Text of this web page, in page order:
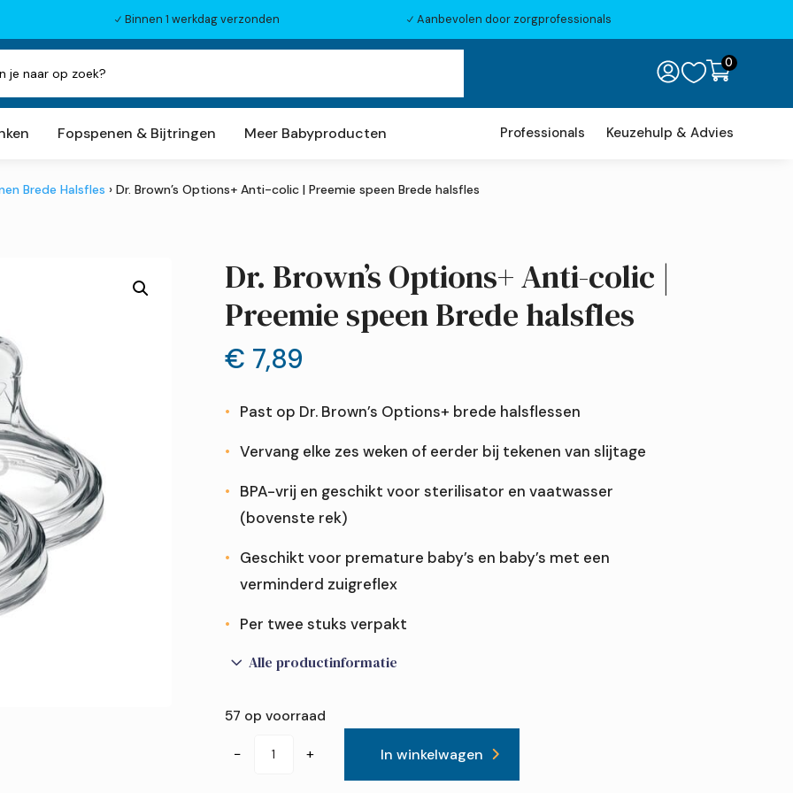
N Binnen 1 werkdag verzonden N Aanbevolen door zorgprofessionals
 0
brede halsfles?
én fles?
en rietjesbeker?
Fopspenen & Bijtringen Meer Babyproducten
of fles?
van mijn baby?
steriliseren?
Professionals Keuzehulp & Advies
Brede Halsfles › Dr. Brown’s Options+ Anti-colic | Preemie speen Brede halsfles
Dr. Brown’s Options+ Anti-colic |
Preemie speen Brede halsfles
€ 7,89
Past op Dr. Brown’s Options+ brede halsflessen
Vervang elke zes weken of eerder bij tekenen van slijtage
BPA-vrij en geschikt voor sterilisator en vaatwasser
(bovenste rek)
Geschikt voor premature baby’s en baby’s met een
verminderd zuigreflex
Per twee stuks verpakt
3 Alle productinformatie
57 op voorraad
− + In winkelwagen